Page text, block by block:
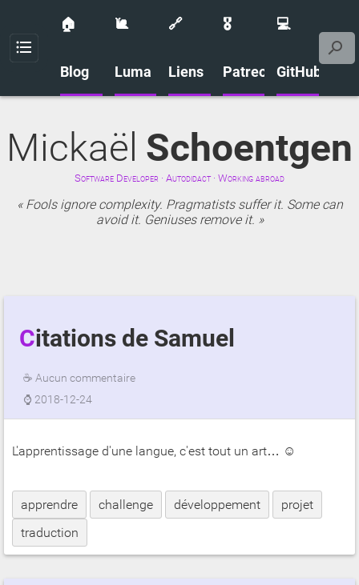
Menu
🏠
Blog
🐌
Luma
🔗
Liens
🎖️
Patreon
💻
GitHub
Mickaël Schoentgen
Software Developer · Autodidact · Working abroad
Fools ignore complexity. Pragmatists suffer it. Some can
avoid it. Geniuses remove it.
Citations de Samuel
☕ Aucun commentaire
⌚ 2018-12-24
L'apprentissage d'une langue, c'est tout un art… ☺
apprendre challenge développement
projet
traduction